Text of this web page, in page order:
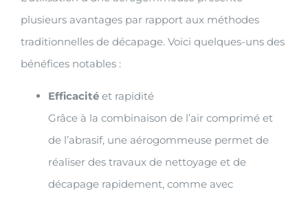
plusieurs avantages par rapport aux méthodes
traditionnelles de décapage. Voici quelques-uns des
bénéfices notables :
Efficacité et rapidité
Grâce à la combinaison de l’air comprimé et
de l’abrasif, une aérogommeuse permet de
réaliser des travaux de nettoyage et de
décapage rapidement, comme avec